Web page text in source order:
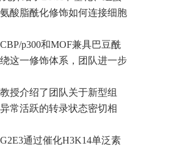
酸脂酰化修饰如何连接细胞
CBP/p300和MOF兼具巴豆酰
这一修饰体系，团队进一步
授介绍了团队关于新型组
常活跃的转录状态密切相
G2E3通过催化H3K14单泛素